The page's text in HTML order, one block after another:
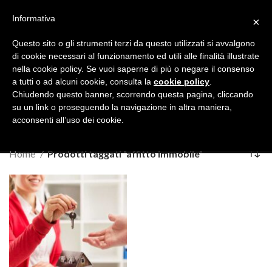
MENU
affitto immobile
Home Prodotti taggati “affitto immobile”
×
Informativa
Questo sito o gli strumenti terzi da questo utilizzati si avvalgono
di cookie necessari al funzionamento ed utili alle finalità illustrate
nella cookie policy. Se vuoi saperne di più o negare il consenso
a tutti o ad alcuni cookie, consulta la cookie policy
Chiudendo questo banner, scorrendo questa pagina, cliccando
su un link o proseguendo la navigazione in altra maniera,
acconsenti all’uso dei cookie.